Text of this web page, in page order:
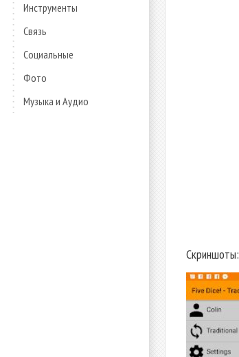
Инструменты
Связь
Социальные
Фото
Музыка и Аудио
Скриншоты: